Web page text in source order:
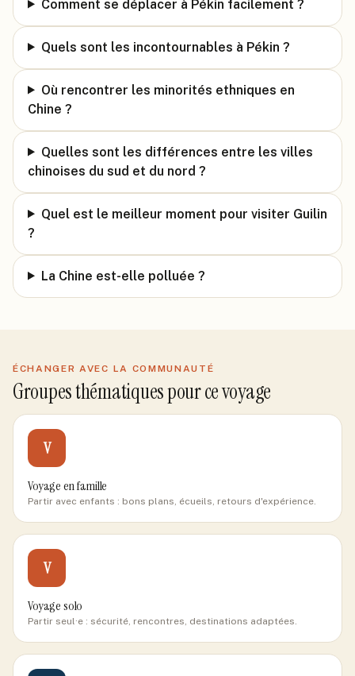
Comment se déplacer à Pékin facilement ?
Quels sont les incontournables à Pékin ?
Où rencontrer les minorités ethniques en
Chine ?
Quelles sont les différences entre les villes
chinoises du sud et du nord ?
Quel est le meilleur moment pour visiter Guilin
?
La Chine est-elle polluée ?
ÉCHANGER AVEC LA COMMUNAUTÉ
Groupes thématiques pour ce voyage
V
Voyage en famille
Partir avec enfants : bons plans, écueils, retours d'expérience.
V
Voyage solo
Partir seul·e : sécurité, rencontres, destinations adaptées.